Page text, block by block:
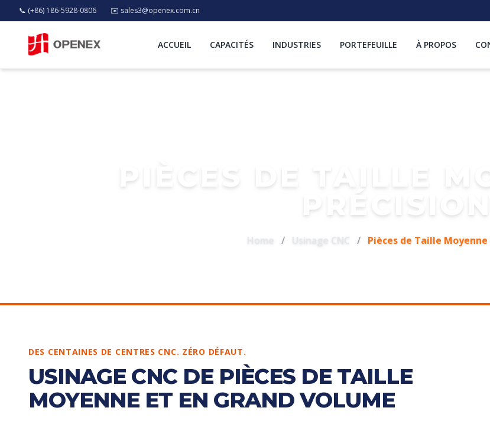
📞 (+86) 186-5928-0806 ✉️ sales3@openex.com.cn
ACCUEIL CAPACITÉS INDUSTRIES PORTEFEUILLE À PROPOS
PIÈCES DE TAILLE
PRÉCISION
Home / Usinage CNC / Pièces de Taille
DES CENTAINES DE CENTRES CNC. ZÉRO DÉFAUT.
USINAGE CNC DE PIÈCES DE TAILLE
MOYENNE ET EN GRAND VOLUME